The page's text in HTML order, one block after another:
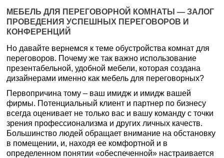
МЕБЕЛЬ ДЛЯ ПЕРЕГОВОРНОЙ КОМНАТЫ — ЗАЛОГ
ПРОВЕДЕНИЯ УСПЕШНЫХ ПЕРЕГОВОРОВ И
КОНФЕРЕНЦИЙ
Но давайте вернемся к теме обустройства комнат для
переговоров. Почему же так важно использование
презентабельной, удобной мебели, которая создана
дизайнерами именно как мебель для переговорных?
Первопричина тому – ваш имидж и имидж вашей
фирмы. Потенциальный клиент и партнер по бизнесу
всегда оценивает не только вас и вашу команду с точки
зрения профессионализма и других личных качеств.
Большинство людей обращает внимание на обстановку
в помещении, и, находя ее комфортной и в
определенном понятии «обеспеченной» настраивается